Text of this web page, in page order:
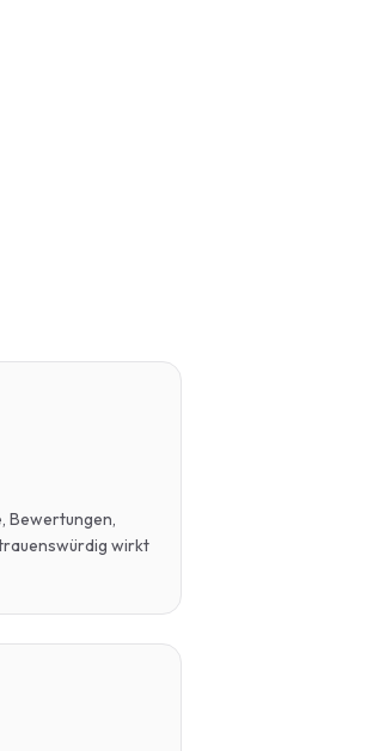
Bewertungen,
wirkt